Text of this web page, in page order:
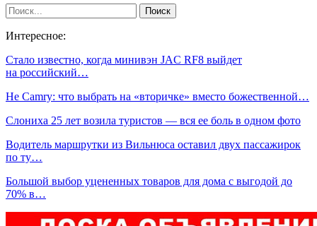
Интересное:
Стало известно, когда минивэн JAC RF8 выйдет
на российский…
Не Camry: что выбрать на «вторичке» вместо божественной…
Слониха 25 лет возила туристов — вся ее боль в одном фото
Водитель маршрутки из Вильнюса оставил двух пассажирок
по ту…
Большой выбор уцененных товаров для дома c выгодой до
70% в…